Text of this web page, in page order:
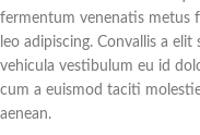
fermentum venenatis metus
leo adipiscing. Convallis a
vehicula vestibulum eu id
cum a euismod taciti
aenean.